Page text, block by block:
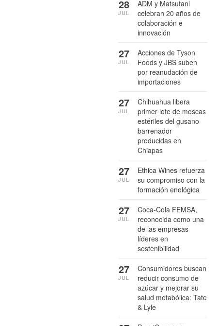
ADM y Matsutani
celebran 20 años de
colaboración e
innovación
28
JUL
Acciones de Tyson
Foods y JBS suben
por reanudación de
importaciones
27
JUL
Chihuahua libera
primer lote de moscas
estériles del gusano
barrenador
producidas en
Chiapas
27
JUL
Ethica Wines refuerza
su compromiso con la
formación enológica
27
JUL
Coca-Cola FEMSA,
reconocida como una
de las empresas
líderes en
sostenibilidad
27
JUL
Consumidores buscan
reducir consumo de
azúcar y mejorar su
salud metabólica: Tate
& Lyle
27
JUL